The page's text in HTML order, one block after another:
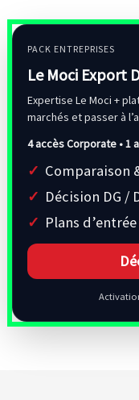
PACK ENTREPRISES
Le Moci Export
Expertise Le Moci +
marchés et passer à
4 accès Corporate • 1
Comparaison
Décision DG /
Plans